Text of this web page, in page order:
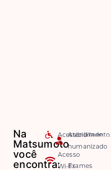
Na
Matsumoto
você
encontra:
Acessibilidade
Acesso
Wi-Fi
Atendimento
humanizado
Exames